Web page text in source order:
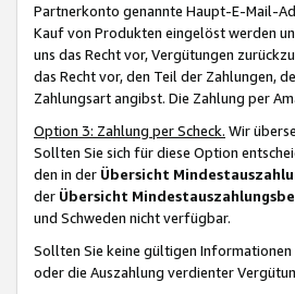
Partnerkonto genannte Haupt-E-Mail-
Kauf von Produkten eingelöst werden
uns das Recht vor, Vergütungen
das Recht vor, den Teil der Zahlungen,
Zahlungsart angibst. Die Zahlung per
Option 3: Zahlung per Scheck. Wir
Sollten Sie sich für diese Option
den in der Übersicht
der Übersicht
und Schweden nicht verfügbar.
Sollten Sie keine gültigen
oder die Auszahlung verdienter